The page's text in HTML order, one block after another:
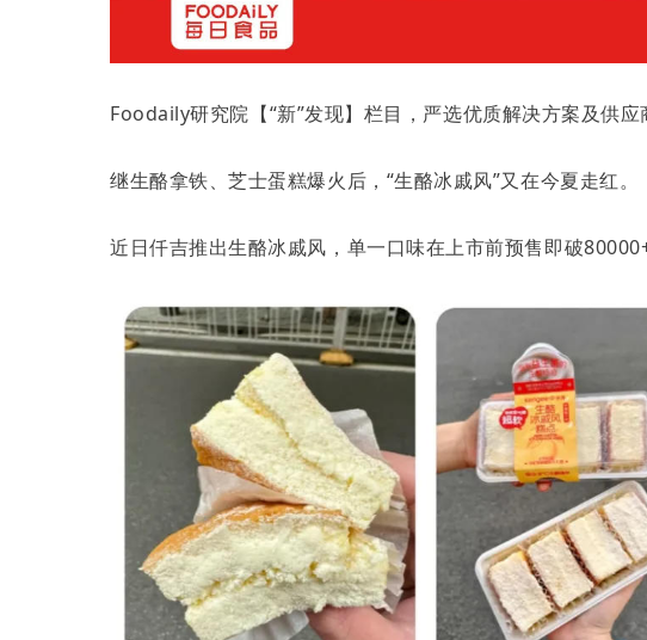
Foodaily研究院【“新”发现】栏目，严选优质解决方案及供应
继生酪拿铁、芝士蛋糕爆火后，“生酪冰戚风”又在今夏走红。
近日仟吉推出生酪冰戚风，单一口味在上市前预售即破